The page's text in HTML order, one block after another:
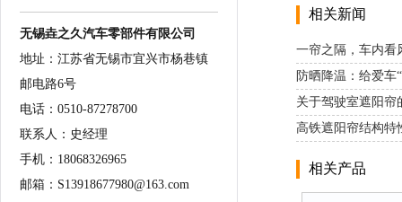
无锡垚之久汽车零部件有限公司
地址：江苏省无锡市宜兴市杨巷镇
邮电路6号
电话：0510-87278700
联系人：史经理
手机：18068326965
邮箱：S13918677980@163.com
相关新闻
一帘之隔，车内看
防晒降温：给爱车
关于驾驶室遮阳帘
高铁遮阳帘结构特
相关产品